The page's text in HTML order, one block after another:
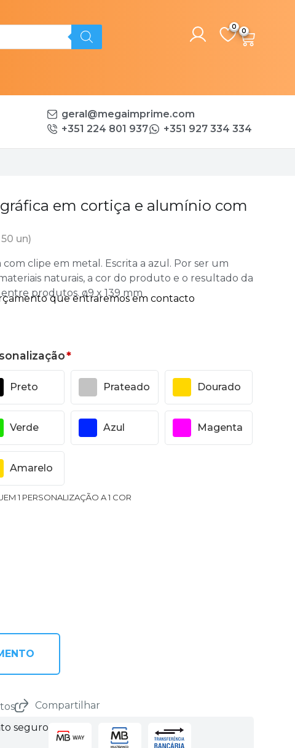
0
geral@megaimprime.com
+351 224 801 937
+351 927 334 334
em cortiça e alumínio com
un)
clipe em metal. Escrita a azul. Por ser um
naturais, a cor do produto e o resultado da
produtos. ø9 x 139 mm
*
Preto Prateado Dourado
Verde Azul Magenta
Amarelo
1 PERSONALIZAÇÃO A 1 COR
Compartilhar
seguro